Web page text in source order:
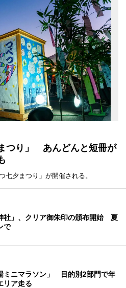
つり」 あんどんと短冊が
七夕まつり」が開催される。
社」、クリア御朱印の頒布開始 夏
で
ミニマラソン」 目的別2部門で年
リア走る